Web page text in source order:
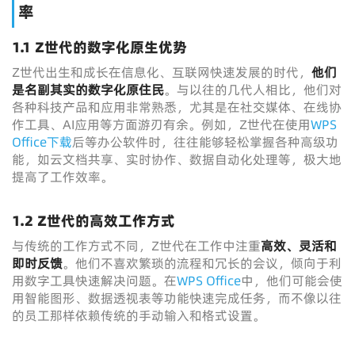
率
1.1 Z世代的数字化原生优势
Z世代出生和成长在信息化、互联网快速发展的时代， 他们
是名副其实的数字化原住民。与以往的几代人相比，他们对
各种科技产品和应用非常熟悉，尤其是在社交媒体、在线协
作工具、AI应用等方面游刃有余。例如，Z世代在使用WPS
Office下载后等办公软件时，往往能够轻松掌握各种高级功
能，如云文档共享、实时协作、数据自动化处理等，极大地
提高了工作效率。
1.2 Z世代的高效工作方式
与传统的工作方式不同，Z世代在工作中注重高效、灵活和
即时反馈。他们不喜欢繁琐的流程和冗长的会议，倾向于利
用数字工具快速解决问题。在WPS Office中，他们可能会使
用智能图形、数据透视表等功能快速完成任务，而不像以往
的员工那样依赖传统的手动输入和格式设置。